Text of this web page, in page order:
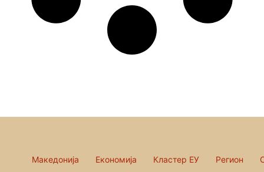
Македонија Економија Кластер ЕУ Регион